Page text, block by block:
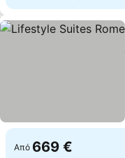
Από 669 €